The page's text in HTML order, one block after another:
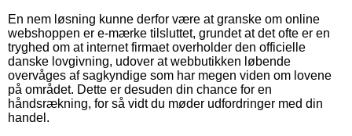
En nem løsning kunne derfor være at granske om online
webshoppen er e-mærke tilsluttet, grundet at det ofte er en
tryghed om at internet firmaet overholder den officielle
danske lovgivning, udover at webbutikken løbende
overvåges af sagkyndige som har megen viden om lovene
på området. Dette er desuden din chance for en
håndsrækning, for så vidt du møder udfordringer med din
handel.